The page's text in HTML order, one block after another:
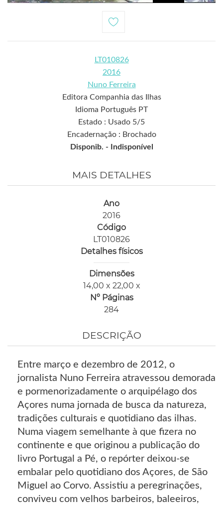
LT010826
2016
Nuno Ferreira
Editora Companhia das Ilhas
Idioma Português PT
Estado : Usado 5/5
Encadernação : Brochado
Disponib. -
Indisponível
MAIS DETALHES
Ano
2016
Código
LT010826
Detalhes físicos
Dimensões
14,00 x 22,00 x
Nº Páginas
284
DESCRIÇÃO
Entre março e dezembro de 2012, o
jornalista Nuno Ferreira atravessou demorada
e pormenorizadamente o arquipélago dos
Açores numa jornada de busca da natureza,
tradições culturais e quotidiano das ilhas.
Numa viagem semelhante à que fizera no
continente e que originou a publicação do
livro Portugal a Pé, o repórter deixou-se
embalar pelo quotidiano dos Açores, de São
Miguel ao Corvo. Assistiu a peregrinações,
conviveu com velhos barbeiros, baleeiros,